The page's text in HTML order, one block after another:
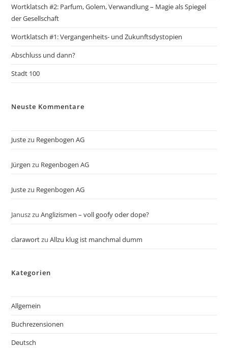
Wortklatsch #2: Parfum, Golem, Verwandlung – Magie als Spiegel
der Gesellschaft
Wortklatsch #1: Vergangenheits- und Zukunftsdystopien
Abschluss und dann?
Stadt 100
Neuste Kommentare
Justezu Regenbogen AG
Jürgen zu Regenbogen AG
Justezu Regenbogen AG
JanuszzuAnglizismen – voll goofy oder dope?
clarawortzuAllzu klug ist manchmal dumm
Kategorien
Allgemein
Buchrezensionen
Deutsch